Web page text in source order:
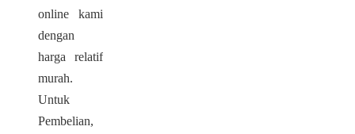
online kami
dengan
harga relatif
murah.
Untuk
Pembelian,